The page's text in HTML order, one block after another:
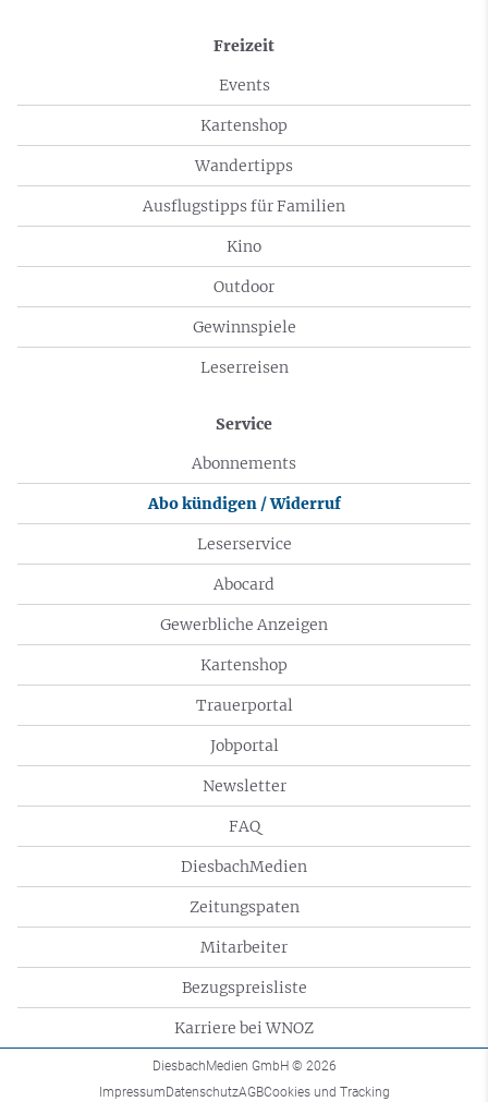
Freizeit
Events
Kartenshop
Wandertipps
Ausflugstipps für Familien
Kino
Outdoor
Gewinnspiele
Leserreisen
Service
Abonnements
Abo kündigen / Widerruf
Leserservice
Abocard
Gewerbliche Anzeigen
Kartenshop
Trauerportal
Jobportal
Newsletter
FAQ
DiesbachMedien
Zeitungspaten
Mitarbeiter
Bezugspreisliste
Karriere bei WNOZ
DiesbachMedien GmbH © 2026
ImpressumDatenschutzAGBCookies und Tracking